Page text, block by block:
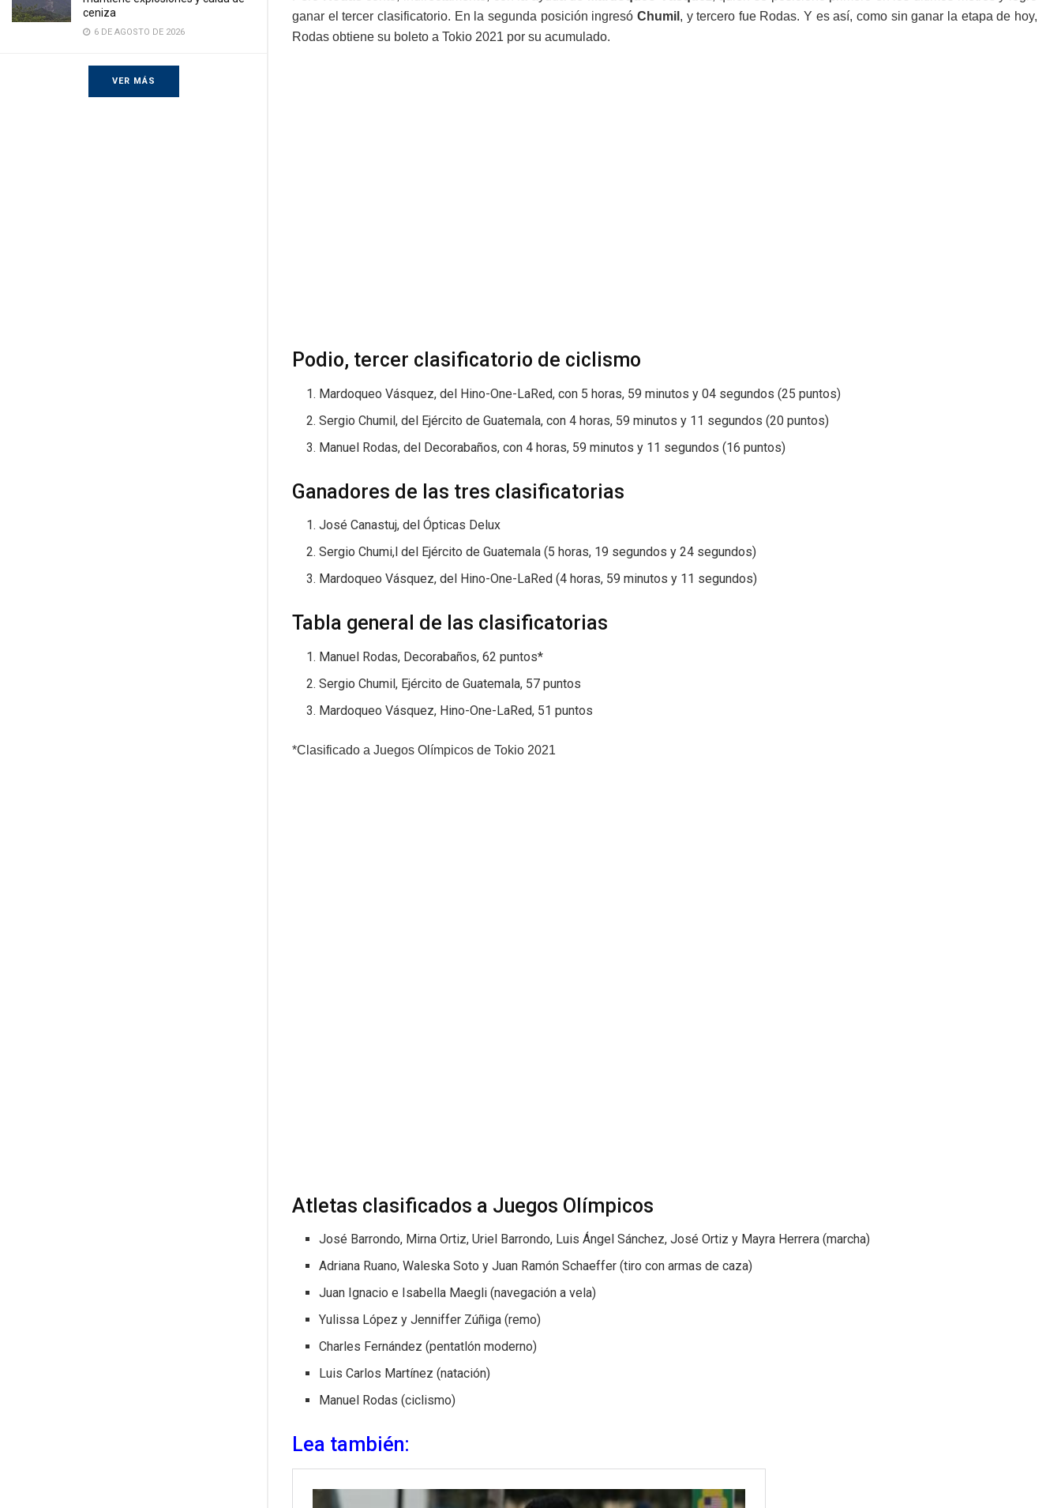
ceniza
6 DE AGOSTO DE 2026
VER MÁS
ganar el tercer clasificatorio. En la segunda posición ingresó Chumil , y tercero fue Rodas. Y es así, como sin ganar la etapa de hoy,
Rodas obtiene su boleto a Tokio 2021 por su acumulado.
Podio, tercer clasificatorio de ciclismo
Mardoqueo Vásquez, del Hino-One-LaRed, con 5 horas, 59 minutos y 04 segundos (25 puntos)
Sergio Chumil, del Ejército de Guatemala, con 4 horas, 59 minutos y 11 segundos (20 puntos)
Manuel Rodas, del Decorabaños, con 4 horas, 59 minutos y 11 segundos (16 puntos)
Ganadores de las tres clasificatorias
José Canastuj, del Ópticas Delux
Sergio Chumi,l del Ejército de Guatemala (5 horas, 19 segundos y 24 segundos)
Mardoqueo Vásquez, del Hino-One-LaRed (4 horas, 59 minutos y 11 segundos)
Tabla general de las clasificatorias
Manuel Rodas, Decorabaños, 62 puntos*
Sergio Chumil, Ejército de Guatemala, 57 puntos
Mardoqueo Vásquez, Hino-One-LaRed, 51 puntos
*Clasificado a Juegos Olímpicos de Tokio 2021
Atletas clasificados a Juegos Olímpicos
José Barrondo, Mirna Ortiz, Uriel Barrondo, Luis Ángel Sánchez, José Ortiz y Mayra Herrera (marcha)
Adriana Ruano, Waleska Soto y Juan Ramón Schaeffer (tiro con armas de caza)
Juan Ignacio e Isabella Maegli (navegación a vela)
Yulissa López y Jenniffer Zúñiga (remo)
Charles Fernández (pentatlón moderno)
Luis Carlos Martínez (natación)
Manuel Rodas (ciclismo)
Lea también: